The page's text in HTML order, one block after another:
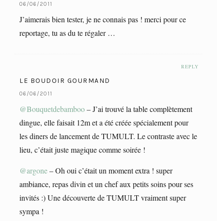
06/06/2011
J’aimerais bien tester, je ne connais pas ! merci pour ce
reportage, tu as du te régaler …
REPLY
LE BOUDOIR GOURMAND
06/06/2011
@Bouquetdebamboo– J’ai trouvé la table complètement
dingue, elle faisait 12m et a été créée spécialement pour
les diners de lancement de TUMULT. Le contraste avec le
lieu, c’était juste magique comme soirée !
@argone– Oh oui c’était un moment extra ! super
ambiance, repas divin et un chef aux petits soins pour ses
invités :) Une découverte de TUMULT vraiment super
sympa !